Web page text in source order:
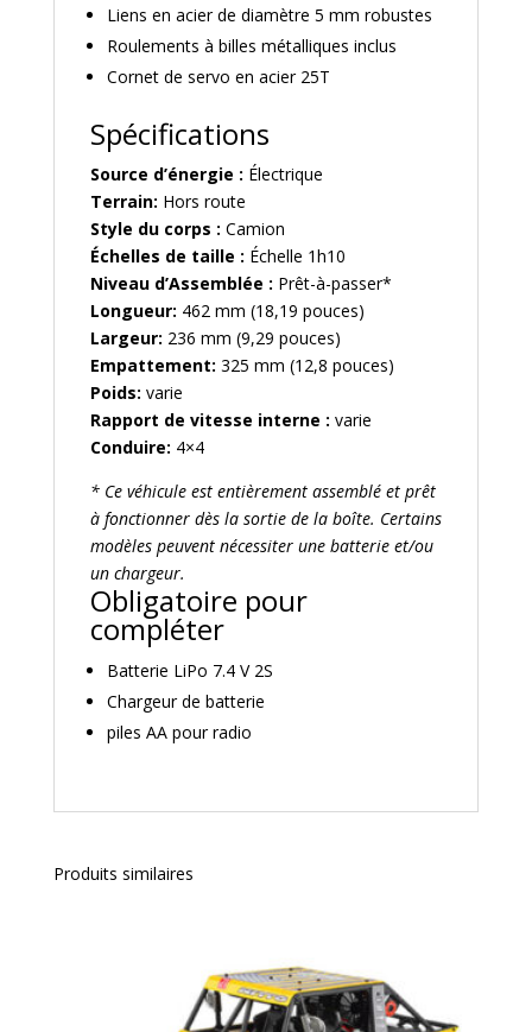
Liens en acier de diamètre 5 mm robustes
Roulements à billes métalliques inclus
Cornet de servo en acier 25T
Spécifications
Source d’énergie : Électrique
Terrain: Hors route
Style du corps : Camion
Échelles de taille : Échelle 1h10
Niveau d’Assemblée : Prêt-à-passer*
Longueur: 462 mm (18,19 pouces)
Largeur: 236 mm (9,29 pouces)
Empattement: 325 mm (12,8 pouces)
Poids: varie
Rapport de vitesse interne : varie
Conduire: 4×4
* Ce véhicule est entièrement assemblé et prêt
à fonctionner dès la sortie de la boîte. Certains
modèles peuvent nécessiter une batterie et/ou
un chargeur.
Obligatoire pour
compléter
Batterie LiPo 7.4 V 2S
Chargeur de batterie
piles AA pour radio
Produits similaires